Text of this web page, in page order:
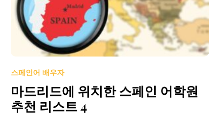
스페인어 배우자
마드리드에 위치한 스페인 어학원
추천 리스트 4